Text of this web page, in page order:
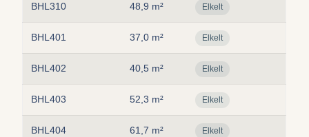
BHL310 48,9 m² Elkelt
BHL401 37,0 m² Elkelt
BHL402 40,5 m² Elkelt
BHL403 52,3 m² Elkelt
BHL404 61,7 m² Elkelt